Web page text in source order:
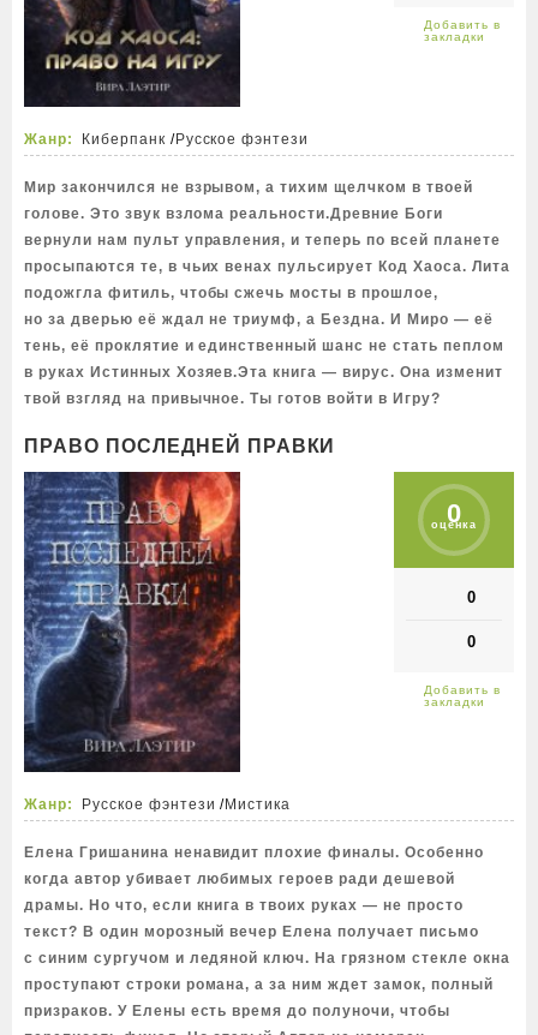
Жанр: Киберпанк /Русское фэнтези
Мир закончился не взрывом, а тихим щелчком в твоей
голове. Это звук взлома реальности.Древние Боги
вернули нам пульт управления, и теперь по всей планете
просыпаются те, в чьих венах пульсирует Код Хаоса. Лита
подожгла фитиль, чтобы сжечь мосты в прошлое,
но за дверью её ждал не триумф, а Бездна. И Миро — её
тень, её проклятие и единственный шанс не стать пеплом
в руках Истинных Хозяев.Эта книга — вирус. Она изменит
твой взгляд на привычное. Ты готов войти в Игру?
ПРАВО ПОСЛЕДНЕЙ ПРАВКИ
0
оценка
0
0
Жанр: Русское фэнтези /Мистика
Елена Гришанина ненавидит плохие финалы. Особенно
когда автор убивает любимых героев ради дешевой
драмы. Но что, если книга в твоих руках — не просто
текст? В один морозный вечер Елена получает письмо
с синим сургучом и ледяной ключ. На грязном стекле окна
проступают строки романа, а за ним ждет замок, полный
призраков. У Елены есть время до полуночи, чтобы